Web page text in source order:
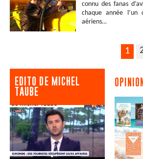
connu des fanas
chaque année l’un
aériens…
1
EDITO DE MICHEL
TAUBE